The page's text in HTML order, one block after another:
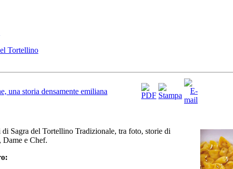
Tortellino
una storia densamente emiliana
Sagra del Tortellino Tradizionale, tra foto, storie di
e Chef.